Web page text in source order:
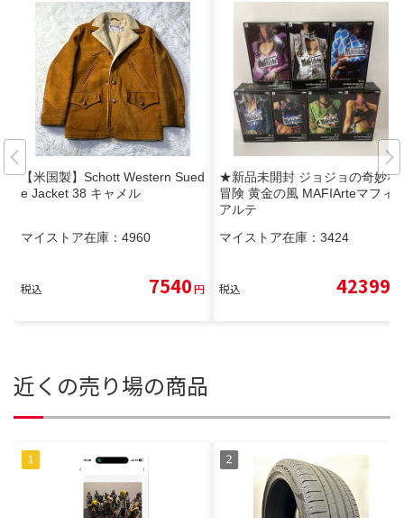
【米国製】Schott Western Sued
e Jacket 38 キャメル
マイストア在庫： 4960
税込 7540円
★新品未開封 ジョジョの奇妙な
冒険 黄金の風 MAFIArteマフィ
アルテ
マイストア在庫： 3424
税込 42399
近くの売り場の商品